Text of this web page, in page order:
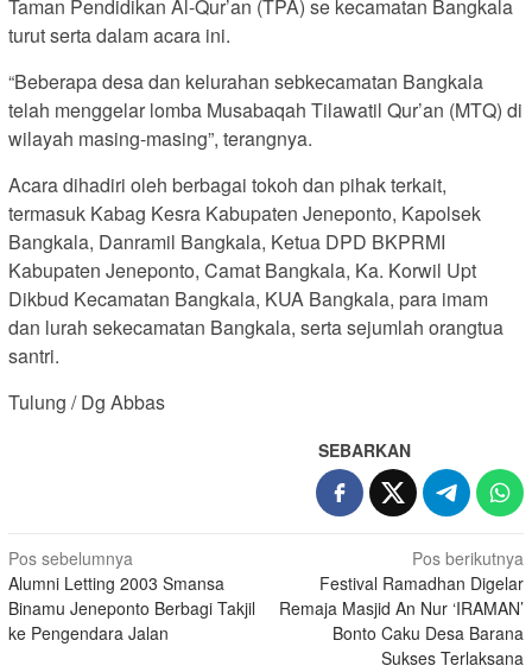
Taman Pendidikan Al-Qur’an (TPA) se kecamatan Bangkala
turut serta dalam acara ini.
“Beberapa desa dan kelurahan sebkecamatan Bangkala
telah menggelar lomba Musabaqah Tilawatil Qur’an (MTQ) di
wilayah masing-masing”, terangnya.
Acara dihadiri oleh berbagai tokoh dan pihak terkait,
termasuk Kabag Kesra Kabupaten Jeneponto, Kapolsek
Bangkala, Danramil Bangkala, Ketua DPD BKPRMI
Kabupaten Jeneponto, Camat Bangkala, Ka. Korwil Upt
Dikbud Kecamatan Bangkala, KUA Bangkala, para imam
dan lurah sekecamatan Bangkala, serta sejumlah orangtua
santri.
Tulung / Dg Abbas
SEBARKAN
Navigasi
pos
Pos sebelumnya
Alumni Letting 2003 Smansa
Binamu Jeneponto Berbagi Takjil
ke Pengendara Jalan
Pos berikutnya
Festival Ramadhan Digelar
Remaja Masjid An Nur ‘IRAMAN’
Bonto Caku Desa Barana
Sukses Terlaksana